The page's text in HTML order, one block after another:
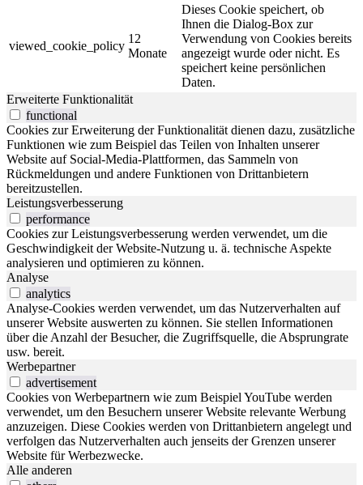
viewed_cookie_policy
12
Monate
Dieses Cookie speichert, ob
Ihnen die Dialog-Box zur
Verwendung von Cookies bereits
angezeigt wurde oder nicht. Es
speichert keine persönlichen
Daten.
Erweiterte Funktionalität
functional
Cookies zur Erweiterung der Funktionalität dienen dazu, zusätzliche
Funktionen wie zum Beispiel das Teilen von Inhalten unserer
Website auf Social-Media-Plattformen, das Sammeln von
Rückmeldungen und andere Funktionen von Drittanbietern
bereitzustellen.
Leistungsverbesserung
performance
Cookies zur Leistungsverbesserung werden verwendet, um die
Geschwindigkeit der Website-Nutzung u. ä. technische Aspekte
analysieren und optimieren zu können.
Analyse
analytics
Analyse-Cookies werden verwendet, um das Nutzerverhalten auf
unserer Website auswerten zu können. Sie stellen Informationen
über die Anzahl der Besucher, die Zugriffsquelle, die Absprungrate
usw. bereit.
Werbepartner
advertisement
Cookies von Werbepartnern wie zum Beispiel YouTube werden
verwendet, um den Besuchern unserer Website relevante Werbung
anzuzeigen. Diese Cookies werden von Drittanbietern angelegt und
verfolgen das Nutzerverhalten auch jenseits der Grenzen unserer
Website für Werbezwecke.
Alle anderen